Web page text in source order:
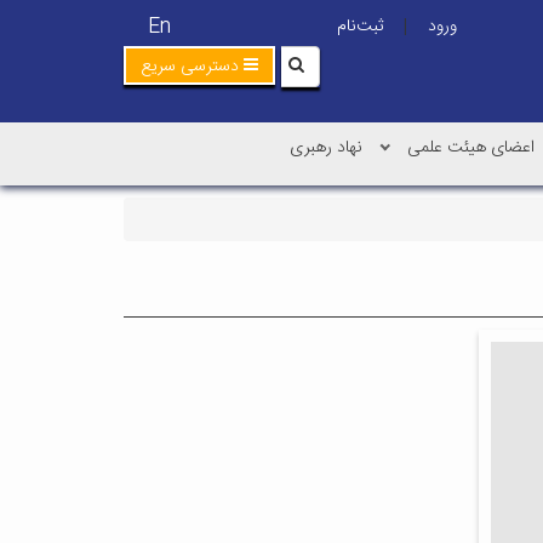
En ورود |
ثبت‌نام
دسترسی سریع
اعضای هیئت علمی نهاد رهبری